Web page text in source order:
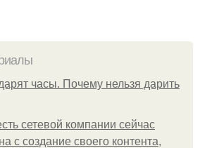
часы. Почему нельзя дарить
сетевой компании сейчас
с создание своего контента,